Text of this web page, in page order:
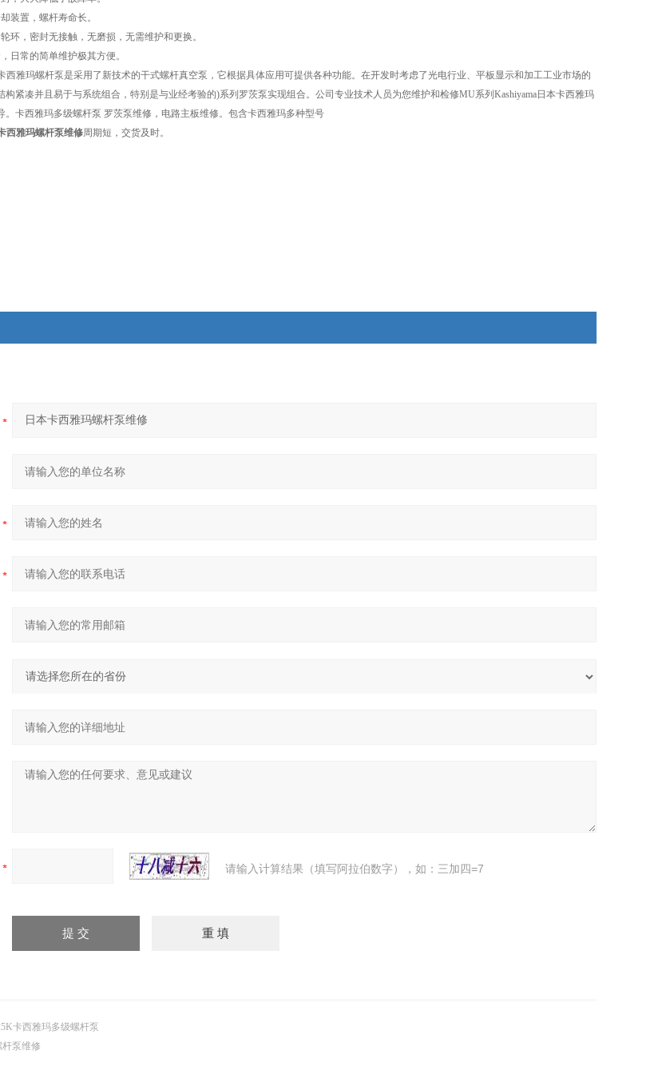
装置，螺杆寿命长。
环，密封无接触，无磨损，无需维护和更换。
日常的简单维护极其方便。
西雅玛螺杆泵是采用了新技术的干式螺杆真空泵，它根据具体应用可提供各种功能。在开发时考虑了光电行业、平板显示和加工工业市场的
构紧凑并且易于与系统组合，特别是与业经考验的)系列罗茨泵实现组合。公司专业技术人员为您维护和检修MU系列Kashiyama日本卡西雅玛
。卡西雅玛多级螺杆泵 罗茨泵维修，电路主板维修。包含卡西雅玛多种型号
西雅玛螺杆泵维修周期短，交货及时。
请输入计算结果（填写阿拉伯数字），如：三加四=7
卡西雅玛多级螺杆泵
泵维修